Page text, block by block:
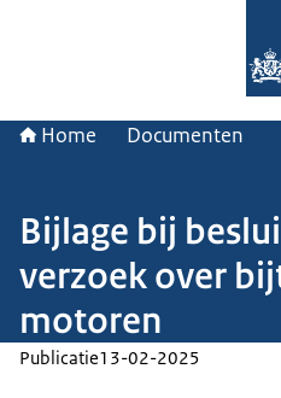
Home Documenten
Bijlage bij
verzoek over
motoren
Publicatie13-02-2025